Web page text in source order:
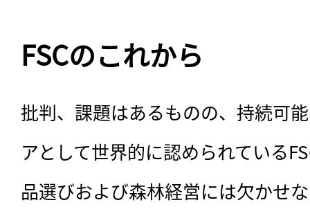
FSCのこれから
批判、課題はあるものの、持続可
アとして世界的に認められている
品選びおよび森林経営には欠かせ